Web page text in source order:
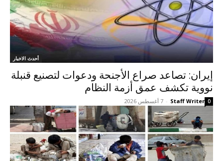
أحدث الاخبار
إيران: تصاعد صراع الأجنحة ودعوات لتصنيع قنبلة
نووية تكشف عمق أزمة النظام
Staff Writer
- 7 أغسطس 2026 0